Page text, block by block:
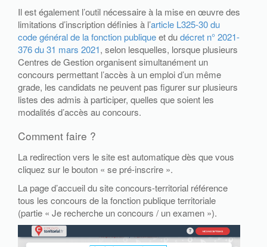
Il est également l’outil nécessaire à la mise en œuvre des
limitations d’inscription définies à l’article L325-30 du
code général de la fonction publiqueet dudécret n° 2021-
376 du 31 mars 2021, selon lesquelles, lorsque plusieurs
Centres de Gestion organisent simultanément un
concours permettant l’accès à un emploi d’un même
grade, les candidats ne peuvent pas figurer sur plusieurs
listes des admis à participer, quelles que soient les
modalités d’accès au concours.
Comment faire ?
La redirection vers le site est automatique dès que vous
cliquez sur le bouton « se pré-inscrire ».
La page d’accueil du site concours-territorial référence
tous les concours de la fonction publique territoriale
(partie « Je recherche un concours / un examen »).